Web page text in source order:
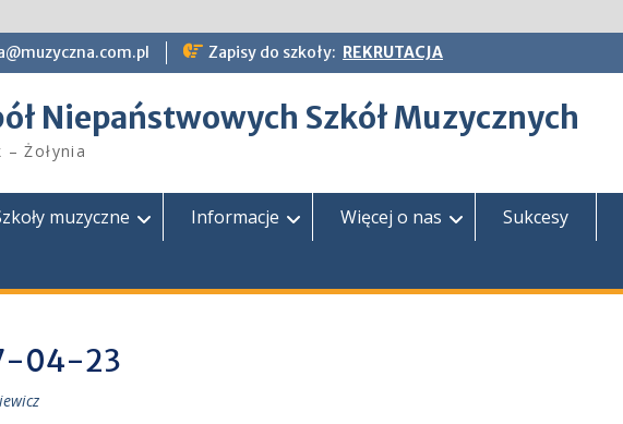
Zapisy do szkoły: REKRUTACJA
Niepaństwowych Szkół Muzycznych
Żołynia
muzyczne Informacje Więcej o nas Sukcesy
04-23